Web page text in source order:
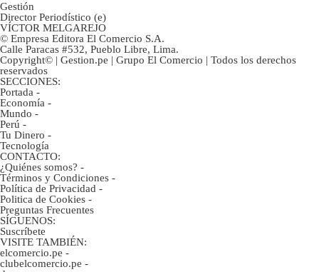
Gestión
Director Periodístico (e)
VÍCTOR MELGAREJO
© Empresa Editora El Comercio S.A.
Calle Paracas #532, Pueblo Libre, Lima.
Copyright© | Gestion.pe | Grupo El Comercio | Todos los derechos
reservados
SECCIONES:
Portada -
Economía -
Mundo -
Perú -
Tu Dinero -
Tecnología
CONTACTO:
¿Quiénes somos? -
Términos y Condiciones -
Política de Privacidad -
Politica de Cookies -
Preguntas Frecuentes
SÍGUENOS:
Suscríbete
VISITE TAMBIÉN:
elcomercio.pe -
clubelcomercio.pe -